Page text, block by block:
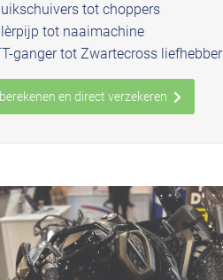
tot choppers
tot naaimachine
ganger tot Zwartecross liefhebber
en direct verzekeren